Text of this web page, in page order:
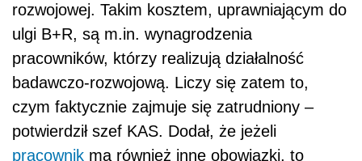
rozwojowej. Takim kosztem, uprawniającym do
ulgi B+R, są m.in. wynagrodzenia
pracowników, którzy realizują działalność
badawczo-rozwojową. Liczy się zatem to,
czym faktycznie zajmuje się zatrudniony –
potwierdził szef KAS. Dodał, że jeżeli
pracownik ma również inne obowiązki, to